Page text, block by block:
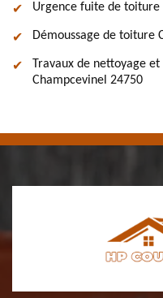
Urgence fuite de toiture
Démoussage de toiture
Travaux de nettoyage
Champcevinel 24750